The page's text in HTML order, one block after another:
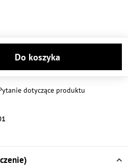
Do koszyka
dotyczące produktu